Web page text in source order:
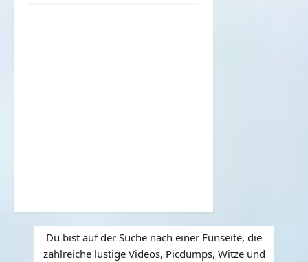
Du bist auf der Suche nach einer Funseite, die
zahlreiche lustige Videos, Picdumps, Witze und